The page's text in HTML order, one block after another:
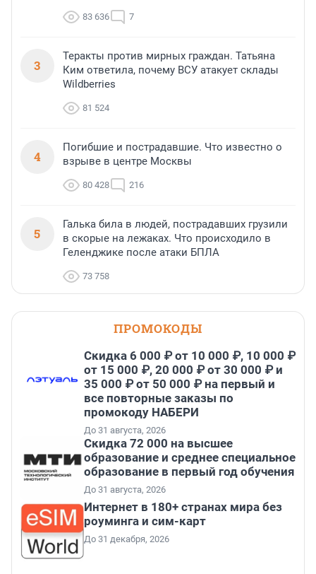
83 636 7
3
Теракты против мирных граждан. Татьяна
Ким ответила, почему ВСУ атакует склады
Wildberries
81 524
4
Погибшие и пострадавшие. Что известно о
взрыве в центре Москвы
80 428 216
5
Галька била в людей, пострадавших грузили
в скорые на лежаках. Что происходило в
Геленджике после атаки БПЛА
73 758
ПРОМОКОДЫ
Скидка 6 000 ₽ от 10 000 ₽, 10 000 ₽
от 15 000 ₽, 20 000 ₽ от 30 000 ₽ и
35 000 ₽ от 50 000 ₽ на первый и
все повторные заказы по
промокоду НАБЕРИ
До 31 августа, 2026
Скидка 72 000 на высшее
образование и среднее специальное
образование в первый год обучения
До 31 августа, 2026
Интернет в 180+ странах мира без
роуминга и сим-карт
До 31 декабря, 2026